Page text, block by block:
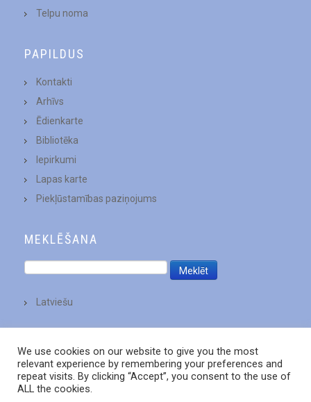
Telpu noma
PAPILDUS
Kontakti
Arhīvs
Ēdienkarte
Bibliotēka
Iepirkumi
Lapas karte
Piekļūstamības paziņojums
MEKLĒŠANA
Latviešu
We use cookies on our website to give you the most
relevant experience by remembering your preferences and
repeat visits. By clicking “Accept”, you consent to the use of
ALL the cookies.